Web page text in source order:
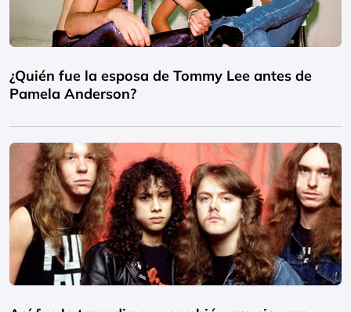
¿Quién fue la esposa de Tommy Lee antes de
Pamela Anderson?